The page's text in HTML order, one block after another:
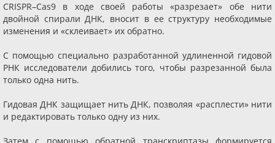
CRISPR–Cas9 в ходе своей работы «разрезает» обе нити
двойной спирали ДНК, вносит в ее структуру необходимые
изменения и «склеивает» их обратно.
С помощью специально разработанной удлиненной гидовой
РНК исследователи добились того, чтобы разрезанной была
только одна нить.
Гидовая ДНК защищает нить ДНК, позволяя «расплести» нити
и редактировать только одну из них.